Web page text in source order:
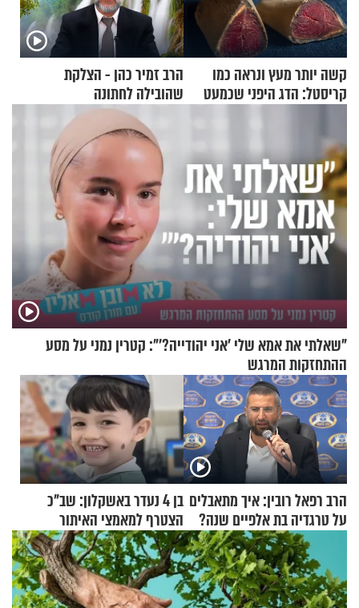
קשה יותר מעץ ונראה כמו
קריסטל: הדג היפני שכמעט
הרב זמיר כהן - הצלקת
שהובילה לחתונה
"שאלתי את אמא שלי 'אני יהודייה?'": קטרין נמני על מסע
ההתחזקות המרגש
הרב רפאל רובין: איך מתאבלים
על טרגדיה בת אלפיים שנה?
בן 4 נעדר באשקלון: שב"כ
הצטרף למאמצי האיתור